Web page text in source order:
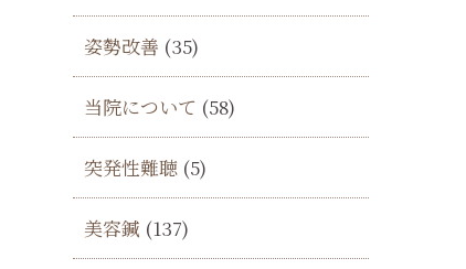
姿勢改善 (35)
当院について (58)
突発性難聴 (5)
美容鍼 (137)